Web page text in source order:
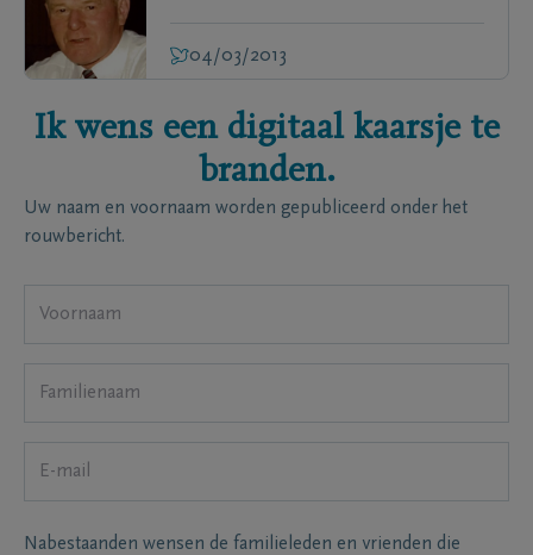
04/03/2013
Ik wens een digitaal kaarsje te
branden.
Uw naam en voornaam worden gepubliceerd onder het
rouwbericht.
Nabestaanden wensen de familieleden en vrienden die